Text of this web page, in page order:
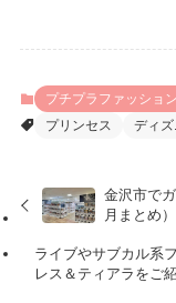
プチプラファッション
プリンセス
ディズ
金沢市で
月まとめ）
ライブやサブカル系
レス＆ティアラをご